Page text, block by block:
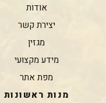
אודות
יצירת קשר
מגזין
מידע מקצועי
מפת אתר
מנות ראשונות